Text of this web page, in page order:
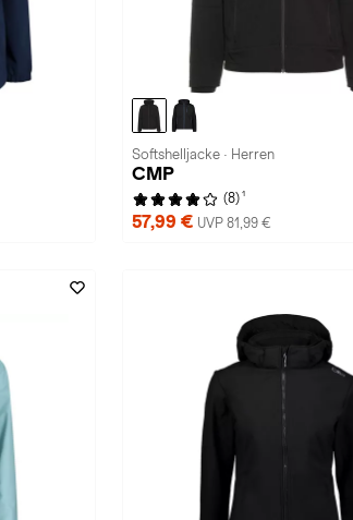
Softshelljacke · Herren
CMP
(8) 1
57,99 € UVP 81,99 €